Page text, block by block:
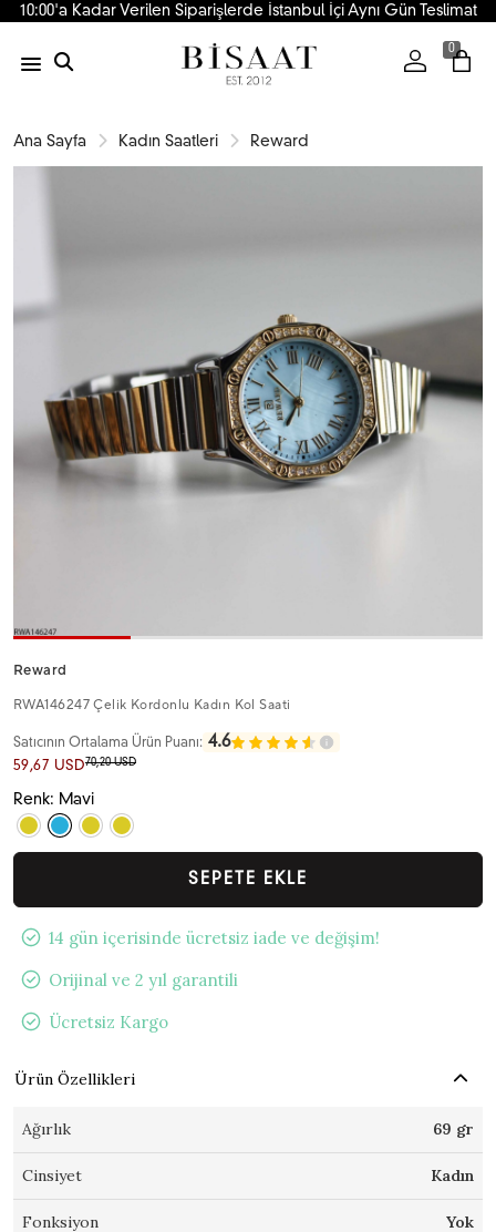
10:00'a Kadar Verilen Siparişlerde İstanbul İçi Aynı Gün Teslimat
0
Ana Sayfa Kadın Saatleri Reward
Reward
RWA146247 Çelik Kordonlu Kadın Kol Saati
Satıcının Ortalama Ürün Puanı: 4.6
59,67 USD70,20 USD
Renk: Mavi
SEPETE EKLE
14 gün içerisinde ücretsiz iade ve değişim!
Orijinal ve 2 yıl garantili
Ücretsiz Kargo
Ürün Özellikleri
Ağırlık 69 gr
Cinsiyet Kadın
Fonksiyon Yok